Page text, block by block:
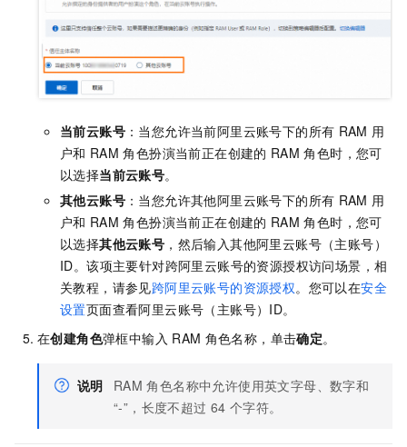
当前云账号 ：当您允许当前阿里云账号下的所有 RAM 用
户和 RAM 角色扮演当前正在创建的 RAM 角色时，您可
以选择当前云账号。
其他云账号 ：当您允许其他阿里云账号下的所有 RAM 用
户和 RAM 角色扮演当前正在创建的 RAM 角色时，您可
以选择其他云账号 ，然后输入其他阿里云账号（主账号）
ID。该项主要针对跨阿里云账号的资源授权访问场景，相
关教程，请参见跨阿里云账号的资源授权。 您可以在安全
设置页面查看阿里云账号（主账号）ID。
在创建角色弹框中输入 RAM 角色名称，单击确定。
说明 RAM 角色名称中允许使用英文字母、数字和
“-”，长度不超过 64 个字符。